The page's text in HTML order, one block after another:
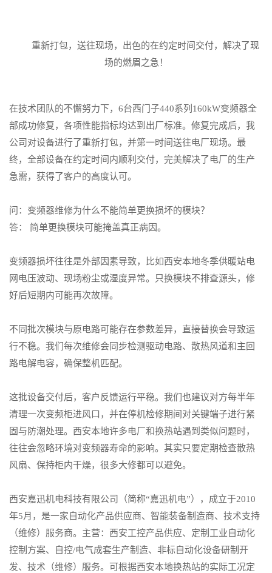
重新打包，送往现场，出色的在约定时间交付，解决了现
场的燃眉之急！
在技术团队的不懈努力下，6台西门子440系列160kW变频器全
部成功修复，各项性能指标均达到出厂标准。修复完成后，我
公司对设备进行了重新打包，并第一时间送往电厂现场。最
终，全部设备在约定时间内顺利交付，完美解决了电厂的生产
急需，获得了客户的高度认可。
问：变频器维修为什么不能简单更换损坏的模块？
答： 简单更换模块可能掩盖真正病因。
变频器损坏往往是外部因素导致，比如西安本地冬季供暖站电
网电压波动、现场粉尘或湿度异常。只换模块不排查源头，修
好后短期内可能再次故障。
不同批次模块与原电路可能存在参数差异，直接替换会导致运
行不稳。我们每次维修会同步检测驱动电路、散热风道和主回
路电解电容，确保整机匹配。
这批设备交付后，客户反馈运行平稳。我们也建议对方每半年
清理一次变频柜进风口，并在停机检修期间对关键端子进行紧
固与防潮处理。西安本地许多电厂和换热站遇到类似问题时，
往往会忽略环境对变频器寿命的影响。其实只要定期检查散热
风扇、保持柜内干燥，很多大修都可以避免。
西安嘉迅机电科技有限公司
（简称“嘉迅机电”），成立于2010
年5月，是一家自动化产品供应商、智能装备制造商、技术支持
（维修）服务商。主营：西安工控产品供应、定制工业自动化
控制方案、自控/电气成套生产制造、非标自动化设备研制开
发、技术（维修）服务。可根据西安本地换热站的实际工况定